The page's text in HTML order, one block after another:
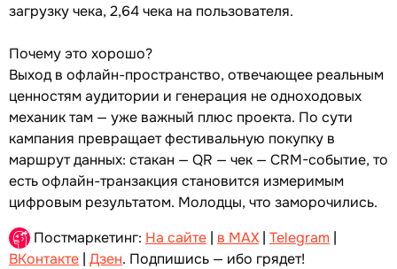
загрузку чека, 2,64 чека на пользователя.
Почему это хорошо?
Выход в офлайн-пространство, отвечающее реальным
ценностям аудитории и генерация не одноходовых
механик там — уже важный плюс проекта. По сути
кампания превращает фестивальную покупку в
маршрут данных: стакан — QR — чек — CRM-событие, то
есть офлайн-транзакция становится измеримым
цифровым результатом. Молодцы, что заморочились.
Постмаркетинг: На сайте | в MAX | Telegram |
ВКонтакте | Дзен. Подпишись — ибо грядет!